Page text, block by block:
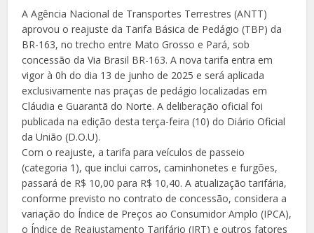
A Agência Nacional de Transportes Terrestres (ANTT)
aprovou o reajuste da Tarifa Básica de Pedágio (TBP) da
BR-163, no trecho entre Mato Grosso e Pará, sob
concessão da Via Brasil BR-163. A nova tarifa entra em
vigor à 0h do dia 13 de junho de 2025 e será aplicada
exclusivamente nas praças de pedágio localizadas em
Cláudia e Guarantã do Norte. A deliberação oficial foi
publicada na edição desta terça-feira (10) do Diário Oficial
da União (D.O.U).
Com o reajuste, a tarifa para veículos de passeio
(categoria 1), que inclui carros, caminhonetes e furgões,
passará de R$ 10,00 para R$ 10,40. A atualização tarifária,
conforme previsto no contrato de concessão, considera a
variação do Índice de Preços ao Consumidor Amplo (IPCA),
o Índice de Reajustamento Tarifário (IRT) e outros fatores